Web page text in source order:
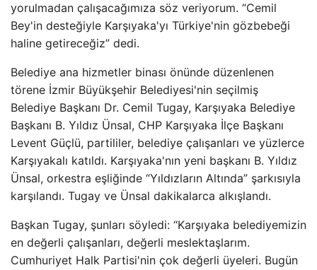
yorulmadan çalışacağımıza söz veriyorum. “Cemil
Bey'in desteğiyle Karşıyaka'yı Türkiye'nin gözbebeği
haline getireceğiz” dedi.
Belediye ana hizmetler binası önünde düzenlenen
törene İzmir Büyükşehir Belediyesi'nin seçilmiş
Belediye Başkanı Dr. Cemil Tugay, Karşıyaka Belediye
Başkanı B. Yıldız Ünsal, CHP Karşıyaka İlçe Başkanı
Levent Güçlü, partililer, belediye çalışanları ve yüzlerce
Karşıyakalı katıldı. Karşıyaka'nın yeni başkanı B. Yıldız
Ünsal, orkestra eşliğinde “Yıldızların Altında” şarkısıyla
karşılandı. Tugay ve Ünsal dakikalarca alkışlandı.
Başkan Tugay, şunları söyledi: “Karşıyaka belediyemizin
en değerli çalışanları, değerli meslektaşlarım.
Cumhuriyet Halk Partisi'nin çok değerli üyeleri. Bugün